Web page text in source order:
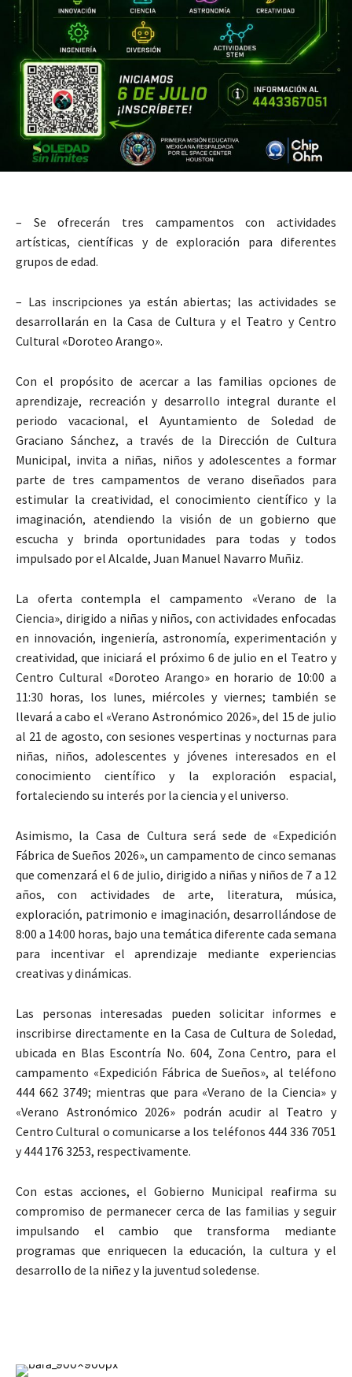
– Se ofrecerán tres campamentos con actividades
artísticas, científicas y de exploración para diferentes
grupos de edad.
– Las inscripciones ya están abiertas; las actividades se
desarrollarán en la Casa de Cultura y el Teatro y Centro
Cultural «Doroteo Arango».
Con el propósito de acercar a las familias opciones de
aprendizaje, recreación y desarrollo integral durante el
periodo vacacional, el Ayuntamiento de Soledad de
Graciano Sánchez, a través de la Dirección de Cultura
Municipal, invita a niñas, niños y adolescentes a formar
parte de tres campamentos de verano diseñados para
estimular la creatividad, el conocimiento científico y la
imaginación, atendiendo la visión de un gobierno que
escucha y brinda oportunidades para todas y todos
impulsado por el Alcalde, Juan Manuel Navarro Muñiz.
La oferta contempla el campamento «Verano de la
Ciencia», dirigido a niñas y niños, con actividades enfocadas
en innovación, ingeniería, astronomía, experimentación y
creatividad, que iniciará el próximo 6 de julio en el Teatro y
Centro Cultural «Doroteo Arango» en horario de 10:00 a
11:30 horas, los lunes, miércoles y viernes; también se
llevará a cabo el «Verano Astronómico 2026», del 15 de julio
al 21 de agosto, con sesiones vespertinas y nocturnas para
niñas, niños, adolescentes y jóvenes interesados en el
conocimiento científico y la exploración espacial,
fortaleciendo su interés por la ciencia y el universo.
Asimismo, la Casa de Cultura será sede de «Expedición
Fábrica de Sueños 2026», un campamento de cinco semanas
que comenzará el 6 de julio, dirigido a niñas y niños de 7 a 12
años, con actividades de arte, literatura, música,
exploración, patrimonio e imaginación, desarrollándose de
8:00 a 14:00 horas, bajo una temática diferente cada semana
para incentivar el aprendizaje mediante experiencias
creativas y dinámicas.
Las personas interesadas pueden solicitar informes e
inscribirse directamente en la Casa de Cultura de Soledad,
ubicada en Blas Escontría No. 604, Zona Centro, para el
campamento «Expedición Fábrica de Sueños», al teléfono
444 662 3749; mientras que para «Verano de la Ciencia» y
«Verano Astronómico 2026» podrán acudir al Teatro y
Centro Cultural o comunicarse a los teléfonos 444 336 7051
y 444 176 3253, respectivamente.
Con estas acciones, el Gobierno Municipal reafirma su
compromiso de permanecer cerca de las familias y seguir
impulsando el cambio que transforma mediante
programas que enriquecen la educación, la cultura y el
desarrollo de la niñez y la juventud soledense.